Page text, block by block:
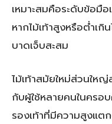
เหมาะสมคือระดับข้อมื
หากไม้เท้าสูงหรือต่ำเกิ
บาดเจ็บสะสม
ไม้เท้าสมัยใหม่ส่วนใหญ่
กับผู้ใช้หลายคนในคร
รองเท้าที่มีความสูงแ